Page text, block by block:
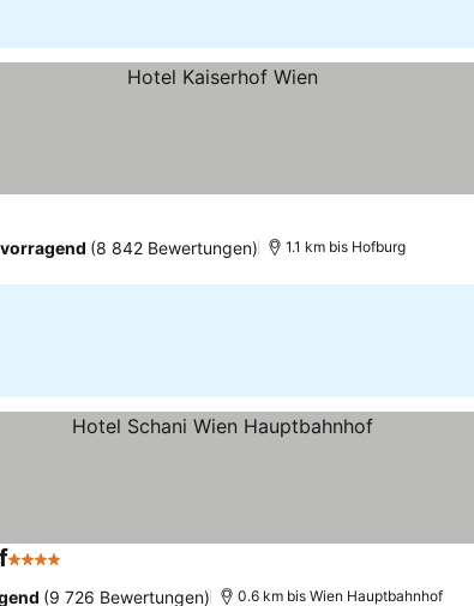
(8 842 Bewertungen) 1.1 km bis Hofburg
4 Sterne
(9 726 Bewertungen) 0.6 km bis Wien Hauptbahnhof